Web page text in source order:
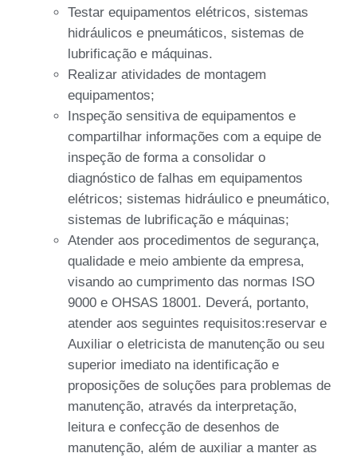
Testar equipamentos elétricos, sistemas
hidráulicos e pneumáticos, sistemas de
lubrificação e máquinas.
Realizar atividades de montagem
equipamentos;
Inspeção sensitiva de equipamentos e
compartilhar informações com a equipe de
inspeção de forma a consolidar o
diagnóstico de falhas em equipamentos
elétricos; sistemas hidráulico e pneumático,
sistemas de lubrificação e máquinas;
Atender aos procedimentos de segurança,
qualidade e meio ambiente da empresa,
visando ao cumprimento das normas ISO
9000 e OHSAS 18001. Deverá, portanto,
atender aos seguintes requisitos:reservar e
Auxiliar o eletricista de manutenção ou seu
superior imediato na identificação e
proposições de soluções para problemas de
manutenção, através da interpretação,
leitura e confecção de desenhos de
manutenção, além de auxiliar a manter as